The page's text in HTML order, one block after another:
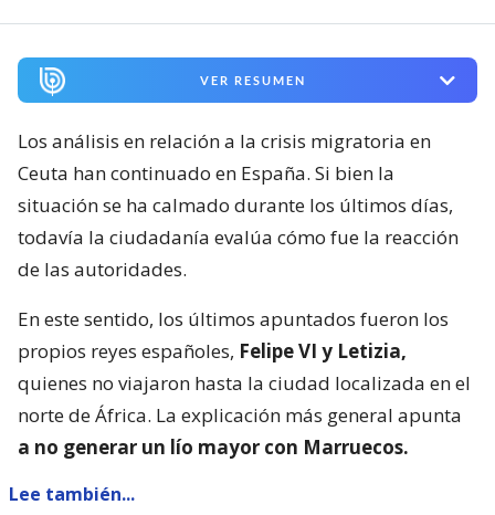
VER RESUMEN
Los análisis en relación a la crisis migratoria en
Ceuta han continuado en España. Si bien la
situación se ha calmado durante los últimos días,
todavía la ciudadanía evalúa cómo fue la reacción
de las autoridades.
En este sentido, los últimos apuntados fueron los
propios reyes españoles, Felipe VI y Letizia,
quienes no viajaron hasta la ciudad localizada en el
norte de África. La explicación más general apunta
a no generar un lío mayor con Marruecos.
Lee también...